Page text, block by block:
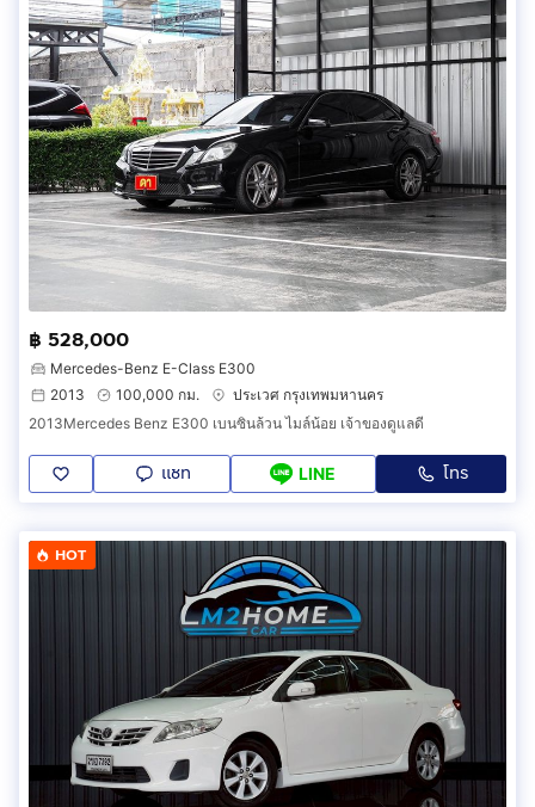
฿ 528,000
Mercedes-Benz E-Class E300
2013
100,000 กม.
ประเวศ กรุงเทพมหานคร
2013Mercedes Benz E300 เบนซินล้วน ไมล์น้อย เจ้าของดูแลดี
แชท LINE โทร
HOT